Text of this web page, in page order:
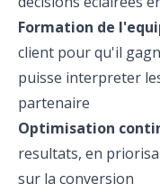
Formation de
client pour qu'il
puisse interpreter
partenaire
Optimisation
resultats, en
sur la conversion